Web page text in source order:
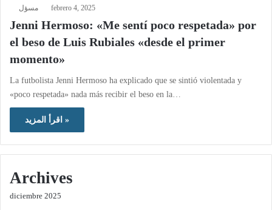
مسؤل febrero 4, 2025
Jenni Hermoso: «Me sentí poco respetada» por
el beso de Luis Rubiales «desde el primer
momento»
La futbolista Jenni Hermoso ha explicado que se sintió violentada y
«poco respetada» nada más recibir el beso en la…
اقرأ المزيد »
Archives
diciembre 2025